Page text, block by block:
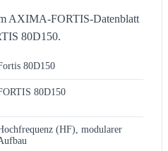
AXIMA-FORTIS-Datenblatt
80D150.
80D150
80D150
(HF), modularer